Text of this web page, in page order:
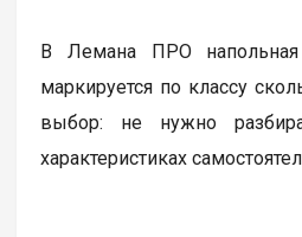
В Лемана ПРО
маркируется по классу
выбор: не нужно
характеристиках